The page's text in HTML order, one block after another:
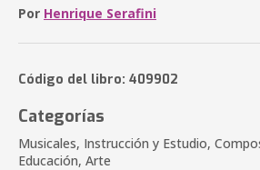
Por Henrique Serafini
Código del libro: 409902
Categorías
Musicales, Instrucción y Estudio,
Educación, Arte